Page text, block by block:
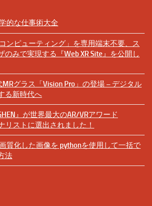
的な仕事術大全
ンピューティング」を専用端末不要、ス
のみで実現する『Web XR Site』を公開し
グラス「Vision Pro」の登場 – デジタル
る新時代へ
』が世界最大のAR/VRアワード
リストに選出されました！
画質化した画像を pythonを使用して一括で
法